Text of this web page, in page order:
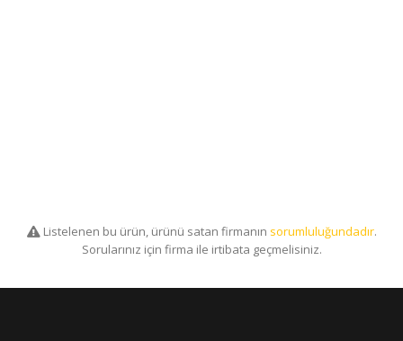
Listelenen bu ürün, ürünü satan firmanın sorumluluğundadır.
Sorularınız için firma ile irtibata geçmelisiniz.